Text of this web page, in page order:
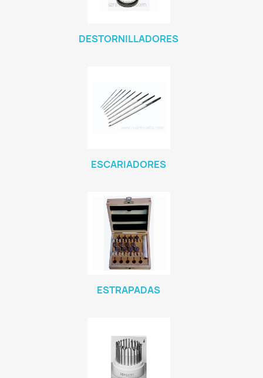
DESTORNILLADORES
ESCARIADORES
ESTRAPADAS